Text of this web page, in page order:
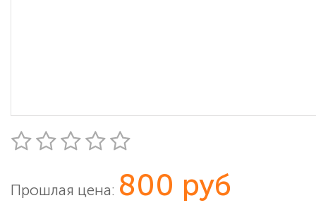
Прошлая цена: 800 руб